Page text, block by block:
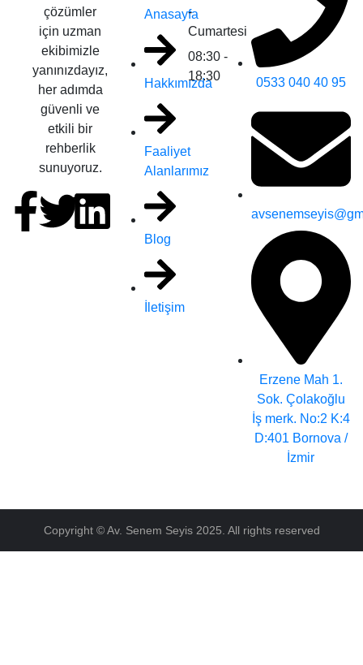
çözümler
için uzman
ekibimizle
yanınızdayız,
her adımda
güvenli ve
etkili bir
rehberlik
sunuyoruz.
Anasayfa
Hakkımızda
Faaliyet
Alanlarımız
Blog
İletişim
-
Cumartesi
08:30 -
18:30
0533 040 40 95
Erzene Mah 1.
Sok. Çolakoğlu
İş merk. No:2 K:4
D:401 Bornova /
İzmir
Copyright © Av. Senem Seyis 2025. All rights reserved